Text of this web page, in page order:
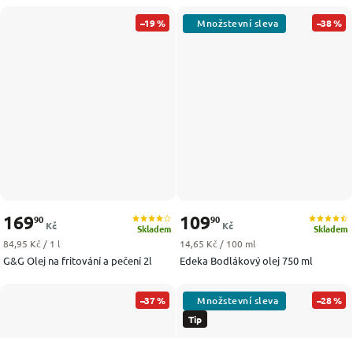
–19 %
G&G Olej na fritování a pečení 2l
Skladem
16990
Kč
Měrná cena:
84,95 Kč / 1 l
–38 %
Edeka Bodlákový olej 750 ml
Skladem
10990
Kč
Měrná cena:
14,65 Kč / 100 ml
–37 %
Tip
–28 %